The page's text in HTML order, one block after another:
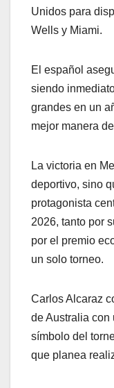
Unidos para
Wells y Miami.
El español
siendo
grandes en un
mejor manera
La victoria en
deportivo, sino
protagonista
2026, tanto por
por el premio
un solo torneo.
Carlos Alcaraz
de Australia con
símbolo del
que planea